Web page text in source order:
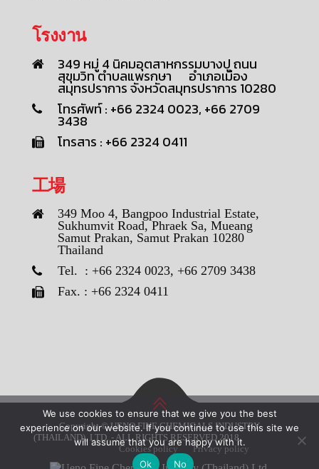
โรงงาน
349 หมู่ 4 นิคมอุตสาหกรรมบางปู ถนน
สุขุมวิท ตำบลแพรกษา อำเภอเมือง
สมุทรปราการ จังหวัดสมุทรปราการ 10280
โทรศัพท์ : +66 2324 0023, +66 2709
3438
โทรสาร : +66 2324 0411
工場
349 Moo 4, Bangpoo Industrial Estate,
Sukhumvit Road, Phraek Sa, Mueang
Samut Prakan, Samut Prakan 10280
Thailand
Tel. : +66 2324 0023, +66 2709 3438
Fax. : +66 2324 0411
Copyright © UENO FINE CHEMICALS INDUSTRY
(THAILAND), LTD. - ALL RIGHTS RESERVED 2018
Cookies policy
Privacy policy
We use cookies to ensure that we give you the best
experience on our website. If you continue to use this site we
will assume that you are happy with it.
Ok
No